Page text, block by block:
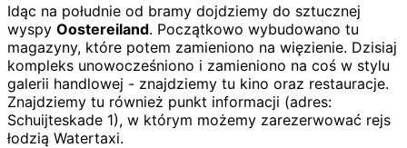
Idąc na południe od bramy dojdziemy do sztucznej
wyspy Oostereiland. Początkowo wybudowano tu
magazyny, które potem zamieniono na więzienie. Dzisiaj
kompleks unowocześniono i zamieniono na coś w stylu
galerii handlowej - znajdziemy tu kino oraz restauracje.
Znajdziemy tu również punkt informacji (adres:
Schuijteskade 1), w którym możemy zarezerwować rejs
łodzią Watertaxi.